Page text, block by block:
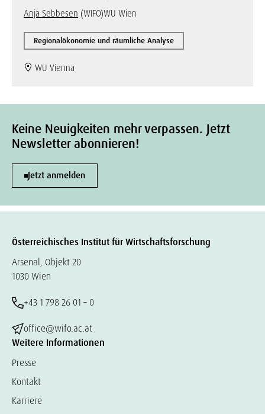
Anja Sebbesen (WIFO)WU Wien
Regionalökonomie und räumliche Analyse
WU Vienna
Keine Neuigkeiten mehr verpassen. Jetzt
Newsletter abonnieren!
Jetzt anmelden
Österreichisches Institut für Wirtschaftsforschung
Arsenal, Objekt 20
1030 Wien
+43 1 798 26 01 – 0
office@wifo.ac.at
Weitere Informationen
Presse
Kontakt
Karriere